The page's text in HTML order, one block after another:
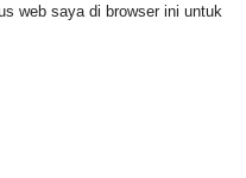
web saya di browser ini untuk